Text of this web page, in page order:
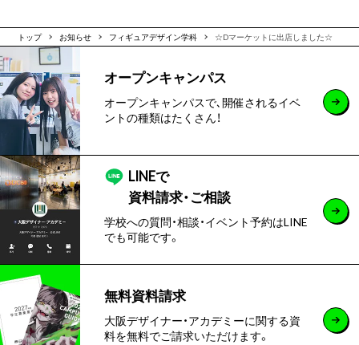
トップ お知らせ フィギュアデザイン学科 ☆Dマーケットに出店しました☆
オープンキャンパス
オープンキャンパスで､開催されるイベ
ントの種類はたくさん！
LINEで
資料請求・ご相談
学校への質問・相談・イベント予約はLINE
でも可能です。
無料資料請求
大阪デザイナー・アカデミーに関する資
料を無料でご請求いただけます。